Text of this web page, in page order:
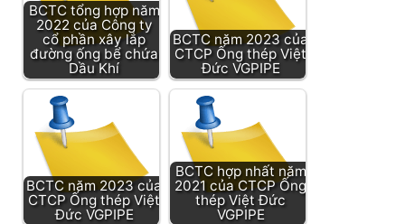
BCTC tổng hợp năm
2022 của Công ty
cổ phần xây lắp
đường ống bể chứa
Dầu Khí
BCTC năm 2023 của
CTCP Ống thép Việt
Đức VGPIPE
BCTC năm 2023 của
CTCP Ống thép Việt
Đức VGPIPE
BCTC hợp nhất năm
2021 của CTCP Ống
thép Việt Đức
VGPIPE